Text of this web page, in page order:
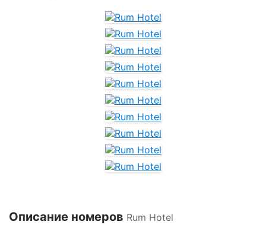
Описание номеров Rum Hotel